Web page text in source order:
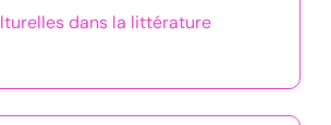
dans la littérature